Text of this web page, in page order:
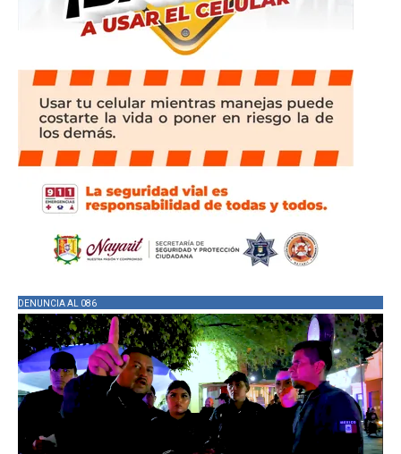
DENUNCIA AL 086